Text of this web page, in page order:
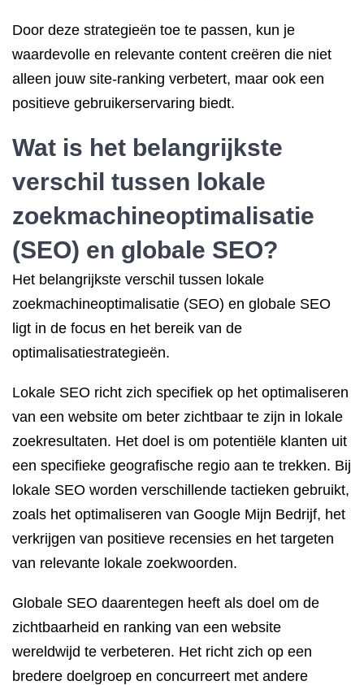
Door deze strategieën toe te passen, kun je
waardevolle en relevante content creëren die niet
alleen jouw site-ranking verbetert, maar ook een
positieve gebruikerservaring biedt.
Wat is het belangrijkste
verschil tussen lokale
zoekmachineoptimalisatie
(SEO) en globale SEO?
Het belangrijkste verschil tussen lokale
zoekmachineoptimalisatie (SEO) en globale SEO
ligt in de focus en het bereik van de
optimalisatiestrategieën.
Lokale SEO richt zich specifiek op het optimaliseren
van een website om beter zichtbaar te zijn in lokale
zoekresultaten. Het doel is om potentiële klanten uit
een specifieke geografische regio aan te trekken. Bij
lokale SEO worden verschillende tactieken gebruikt,
zoals het optimaliseren van Google Mijn Bedrijf, het
verkrijgen van positieve recensies en het targeten
van relevante lokale zoekwoorden.
Globale SEO daarentegen heeft als doel om de
zichtbaarheid en ranking van een website
wereldwijd te verbeteren. Het richt zich op een
bredere doelgroep en concurreert met andere